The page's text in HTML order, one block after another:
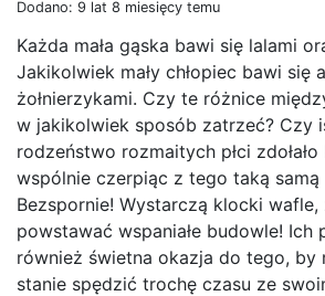
Dodano: 9 lat 8 miesięcy temu
Każda mała gąska bawi się lalami
Jakikolwiek mały chłopiec bawi się
żołnierzykami. Czy te różnice
w jakikolwiek sposób zatrzeć? Czy
rodzeństwo rozmaitych płci
wspólnie czerpiąc z tego taką samą
Bezspornie! Wystarczą klocki
powstawać wspaniałe budowle! Ich
również świetna okazja do tego, by
stanie spędzić trochę czasu ze